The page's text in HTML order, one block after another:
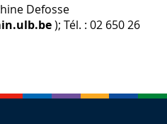
Defosse
); Tél. : 02 650 26